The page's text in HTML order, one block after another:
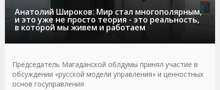
Анатолий Широков: Мир стал многополярным,
и это уже не просто теория - это реальность,
в которой мы живем и работаем
Председатель Магаданской облдумы принял участие в
обсуждении «русской модели управления» и ценностных
основ госуправления